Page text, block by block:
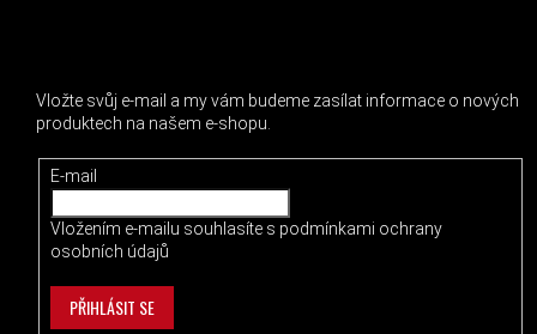
Vložte svůj e-mail a my vám budeme zasílat informace o nových
produktech na našem e-shopu.
E-mail
Vložením e-mailu souhlasíte s podmínkami ochrany
osobních údajů
PŘIHLÁSIT SE